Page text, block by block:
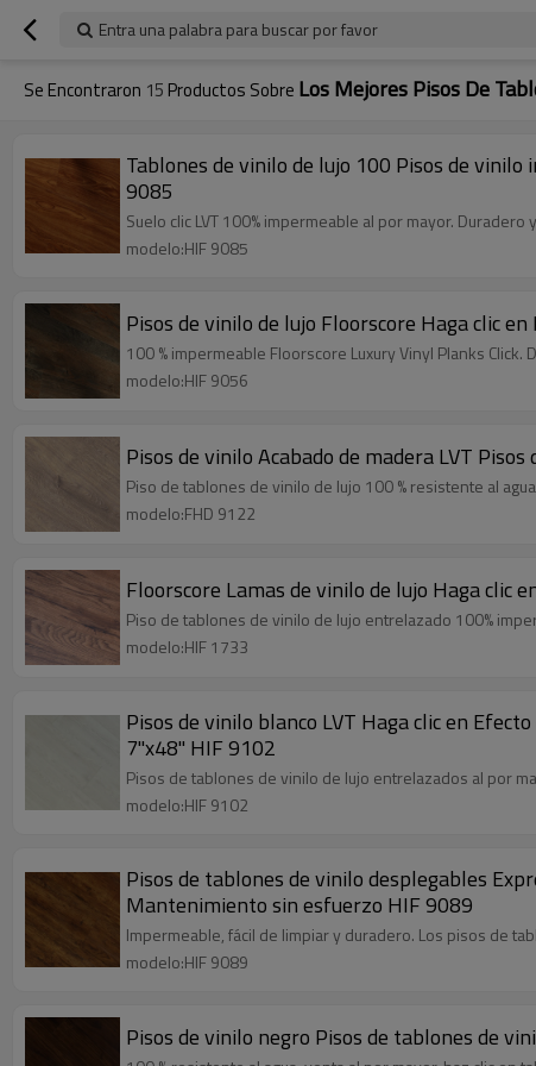
Entra una palabra para buscar por favor
Se Encontraron 15 Productos Sobre Los Mejores Pisos De
Tablones de vinilo de lujo 100 Pisos de
9085
Suelo clic LVT 100% impermeable al por mayor.
modelo:HIF 9085
Pisos de vinilo de lujo Floorscore Haga clic
100 % impermeable Floorscore Luxury Vinyl Planks
modelo:HIF 9056
Pisos de vinilo Acabado de madera LVT
Piso de tablones de vinilo de lujo 100 % resistente al
modelo:FHD 9122
Floorscore Lamas de vinilo de lujo Haga clic
Piso de tablones de vinilo de lujo entrelazado 100%
modelo:HIF 1733
Pisos de vinilo blanco LVT Haga clic en
7''x48'' HIF 9102
Pisos de tablones de vinilo de lujo entrelazados al por
modelo:HIF 9102
Pisos de tablones de vinilo desplegables
Mantenimiento sin esfuerzo HIF 9089
Impermeable, fácil de limpiar y duradero. Los pisos de
modelo:HIF 9089
Pisos de vinilo negro Pisos de tablones de